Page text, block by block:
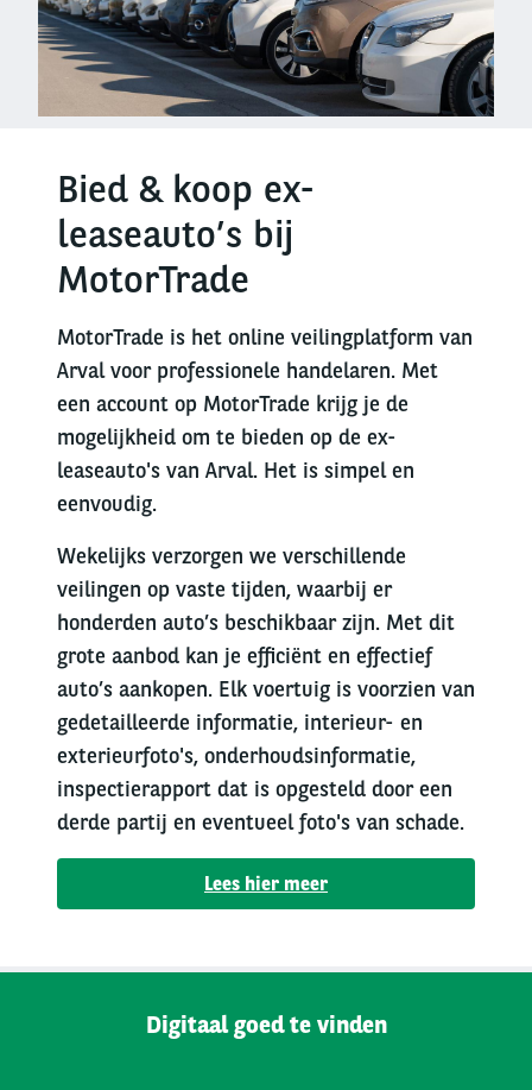
Bied & koop ex-
leaseauto’s bij
MotorTrade
MotorTrade is het online veilingplatform van
Arval voor professionele handelaren. Met
een account op MotorTrade krijg je de
mogelijkheid om te bieden op de ex-
leaseauto's van Arval. Het is simpel en
eenvoudig.
Wekelijks verzorgen we verschillende
veilingen op vaste tijden, waarbij er
honderden auto’s beschikbaar zijn. Met dit
grote aanbod kan je efficiënt en effectief
auto’s aankopen. Elk voertuig is voorzien van
gedetailleerde informatie, interieur- en
exterieurfoto's, onderhoudsinformatie,
inspectierapport dat is opgesteld door een
derde partij en eventueel foto's van schade.
Lees hier meer
Digitaal goed te vinden